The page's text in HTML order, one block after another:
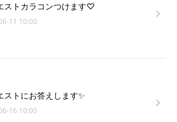
ストカラコンつけます♡
11 10:00
ストにお答えします✨
16 10:00